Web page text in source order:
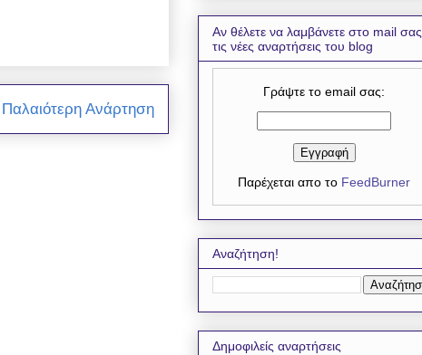
Παλαιότερη Ανάρτηση
Αν θέλετε να λαμβάνετε στο mail σας
τις νέες αναρτήσεις του blog
Γράψτε το email σας:
Παρέχεται απο το FeedBurner
Αναζήτηση!
Δημοφιλείς αναρτήσεις